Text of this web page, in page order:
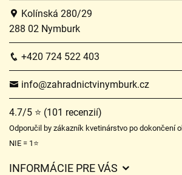
Kolínská 280/29
288 02 Nymburk
+420 724 522 403
info@zahradnictvinymburk.cz
4.7/5 ⭐ (101 recenzií)
Odporučil by zákazník kvetinárstvo po dokončení
NIE = 1⭐
INFORMÁCIE PRE VÁS